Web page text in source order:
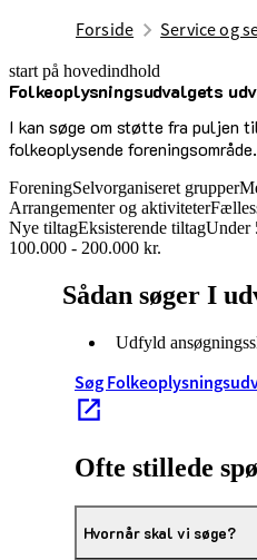
Forside Service og
start på hovedindhold
Folkeoplysningsudvalgets
I kan søge om støtte fra puljen
folkeoplysende foreningsområde.
senest opdateret 8. maj 2026
ForeningSelvorganiseret grupper
Arrangementer og aktiviteter
Nye tiltagEksisterende tiltagUnder
100.000 - 200.000 kr.
Sådan søger I
Udfyld
Søg
Ofte stillede
Hvornår skal vi søge?